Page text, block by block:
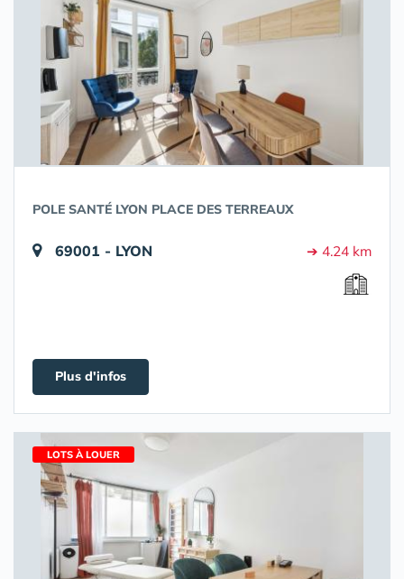
POLE SANTÉ LYON PLACE DES TERREAUX
69001 - LYON ➔ 4.24 km
Plus d'infos
LOTS À LOUER